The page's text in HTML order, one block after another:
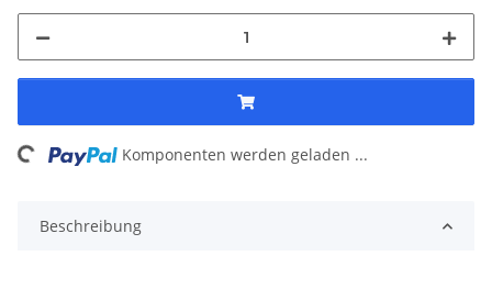
Komponenten werden geladen ...
Beschreibung